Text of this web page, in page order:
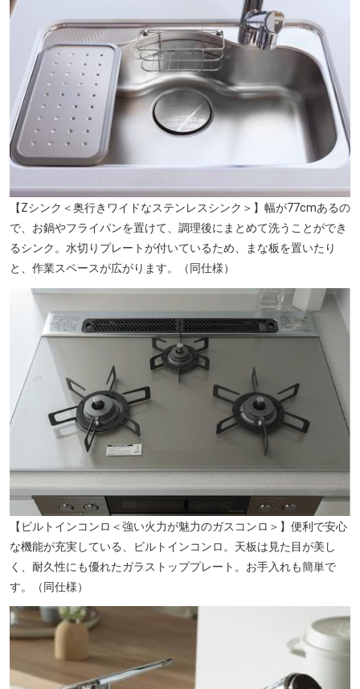
大分市立南大分中学校（徒歩7分／約510m）
大分県立大分上野丘高等学校（徒歩22分／約1720m）
【Zシンク＜奥行きワイドなステンレスシンク＞】幅が77cmあるの
で、お鍋やフライパンを置けて、調理後にまとめて洗うことができ
るシンク。水切りプレートが付いているため、まな板を置いたり
と、作業スペースが広がります。（同仕様）
【ビルトインコンロ＜強い火力が魅力のガスコンロ＞】便利で安心
な機能が充実している、ビルトインコンロ。天板は見た目が美し
く、耐久性にも優れたガラストッププレート。お手入れも簡単で
す。（同仕様）